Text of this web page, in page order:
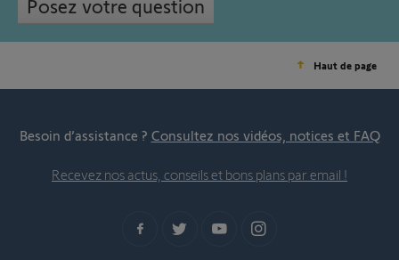
Posez votre question
Haut de page
Besoin d’assistance ? Consultez nos vidéos, notices et FAQ
Recevez nos actus, conseils et bons plans par email !